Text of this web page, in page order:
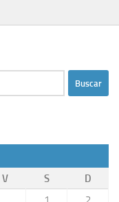
V S
D